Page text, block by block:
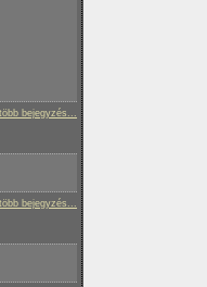
bejegyzés...
bejegyzés...